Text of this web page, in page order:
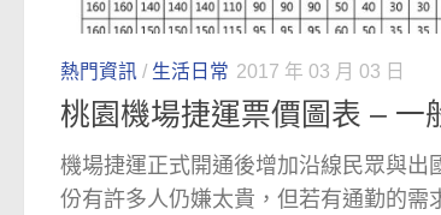
熱門資訊 / 生活日常 2017 年 03 月 03 日
桃園機場捷運票價圖表 – 一
機場捷運正式開通後增加沿線民眾與出
份有許多人仍嫌太貴，但若有通勤的需